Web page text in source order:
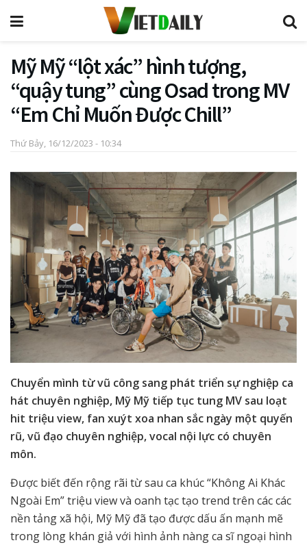
Mỹ Mỹ “lột xác” hình tượng,
“quậy tung” cùng Osad trong MV
“Em Chỉ Muốn Được Chill”
Thứ Bảy, 16/12/2023 - 10:34
Chuyển mình từ vũ công sang phát triển sự nghiệp ca
hát chuyên nghiệp, Mỹ Mỹ tiếp tục tung MV sau loạt
hit triệu view, fan xuýt xoa nhan sắc ngày một quyến
rũ, vũ đạo chuyên nghiệp, vocal nội lực có chuyên
môn.
Được biết đến rộng rãi từ sau ca khúc “Không Ai Khác
Ngoài Em” triệu view và oanh tạc tạo trend trên các các
nền tảng xã hội, Mỹ Mỹ đã tạo được dấu ấn mạnh mẽ
trong lòng khán giả với hình ảnh nàng ca sĩ ngoại hình